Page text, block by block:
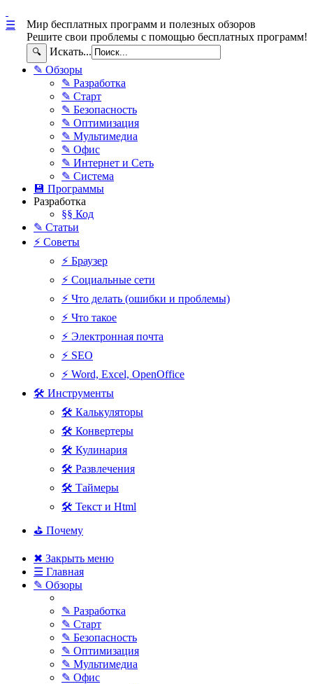
Мир бесплатных программ и полезных обзоров
Решите свои проблемы с помощью бесплатных программ!
🔍 Искать...
☰
✎ Обзоры
✎ Разработка
✎ Старт
✎ Безопасность
✎ Оптимизация
✎ Мультимедиа
✎ Офис
✎ Интернет и Сеть
✎ Система
💾 Программы
Разработка
§§ Код
✎ Статьи
⚡ Советы
⚡ Браузер
⚡ Социальные сети
⚡ Что делать (ошибки и проблемы)
⚡ Что такое
⚡ Электронная почта
⚡ SEO
⚡ Word, Excel, OpenOffice
🛠 Инструменты
🛠 Калькуляторы
🛠 Конвертеры
🛠 Кулинария
🛠 Развлечения
🛠 Таймеры
🛠 Текст и Html
⛳ Почему
✖ Закрыть меню
☰ Главная
✎ Обзоры
✎ Разработка
✎ Старт
✎ Безопасность
✎ Оптимизация
✎ Мультимедиа
✎ Офис